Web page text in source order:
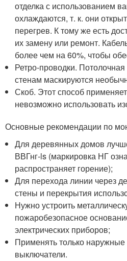
отделка с использованием
охлаждаются, т. к. они
перегрев. К тому же есть
их замену или ремонт.
более чем на 60%, чтобы
Ретро-проводки.
стенам маскируются
Скоб. Этот способ
невозможно использовать
Основные рекомендации по
Для деревянных домов
ВВГнг-ls (маркировка НГ
распространяет горение);
Для перехода линии через
стены и перекрытия
Нужно устроить
пожаробезопасное
электрических приборов;
Применять только наружные
выключатели.